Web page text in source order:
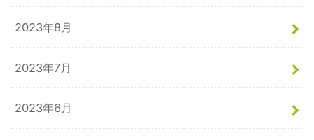
2023年8月
2023年7月
2023年6月